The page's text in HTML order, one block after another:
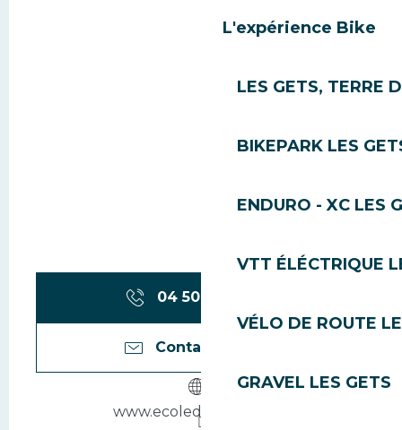
L'expérience Bike
LES GETS, TERRE
BIKEPARK LES
ENDURO - XC LES
VTT ÉLÉCTRIQUE
VÉLO DE ROUTE
GRAVEL LES GETS
04 50 79 80
Contactez-nous
www.ecoledeski360.com